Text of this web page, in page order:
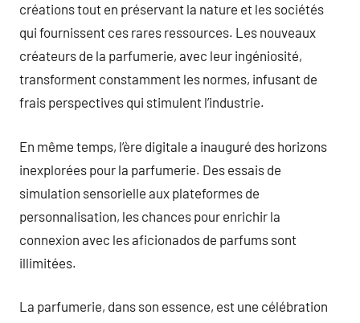
créations tout en préservant la nature et les sociétés
qui fournissent ces rares ressources. Les nouveaux
créateurs de la parfumerie, avec leur ingéniosité,
transforment constamment les normes, infusant de
frais perspectives qui stimulent l’industrie.
En même temps, l’ère digitale a inauguré des horizons
inexplorées pour la parfumerie. Des essais de
simulation sensorielle aux plateformes de
personnalisation, les chances pour enrichir la
connexion avec les aficionados de parfums sont
illimitées.
La parfumerie, dans son essence, est une célébration